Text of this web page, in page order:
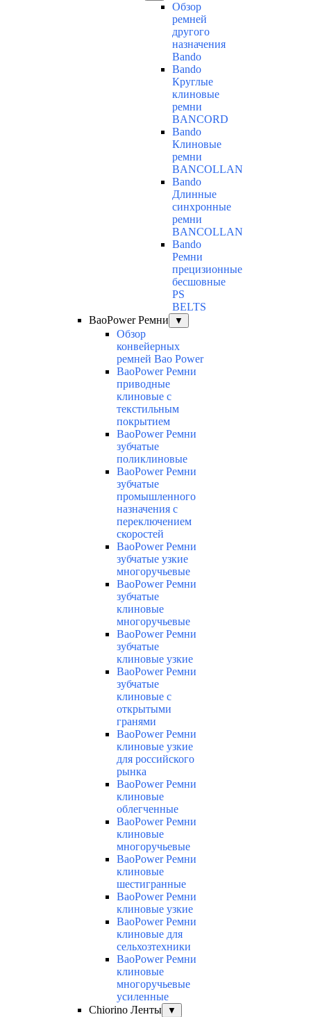
Обзор
ремней
другого
назначения
Bando
Bando
Круглые
клиновые
ремни
BANCORD
Bando
Клиновые
ремни
BANCOLLAN
Bando
Длинные
синхронные
ремни
BANCOLLAN
Bando
Ремни
прецизионные
бесшовные
PS
BELTS
BaoPower Ремни
▼
Обзор
конвейерных
ремней Bao Power
BaoPower Ремни
приводные
клиновые с
текстильным
покрытием
BaoPower Ремни
зубчатые
поликлиновые
BaoPower Ремни
зубчатые
промышленного
назначения с
переключением
скоростей
BaoPower Ремни
зубчатые узкие
многоручьевые
BaoPower Ремни
зубчатые
клиновые
многоручьевые
BaoPower Ремни
зубчатые
клиновые узкие
BaoPower Ремни
зубчатые
клиновые с
открытыми
гранями
BaoPower Ремни
клиновые узкие
для российского
рынка
BaoPower Ремни
клиновые
облегченные
BaoPower Ремни
клиновые
многоручьевые
BaoPower Ремни
клиновые
шестигранные
BaoPower Ремни
клиновые узкие
BaoPower Ремни
клиновые для
сельхозтехники
BaoPower Ремни
клиновые
многоручьевые
усиленные
Chiorino Ленты
▼